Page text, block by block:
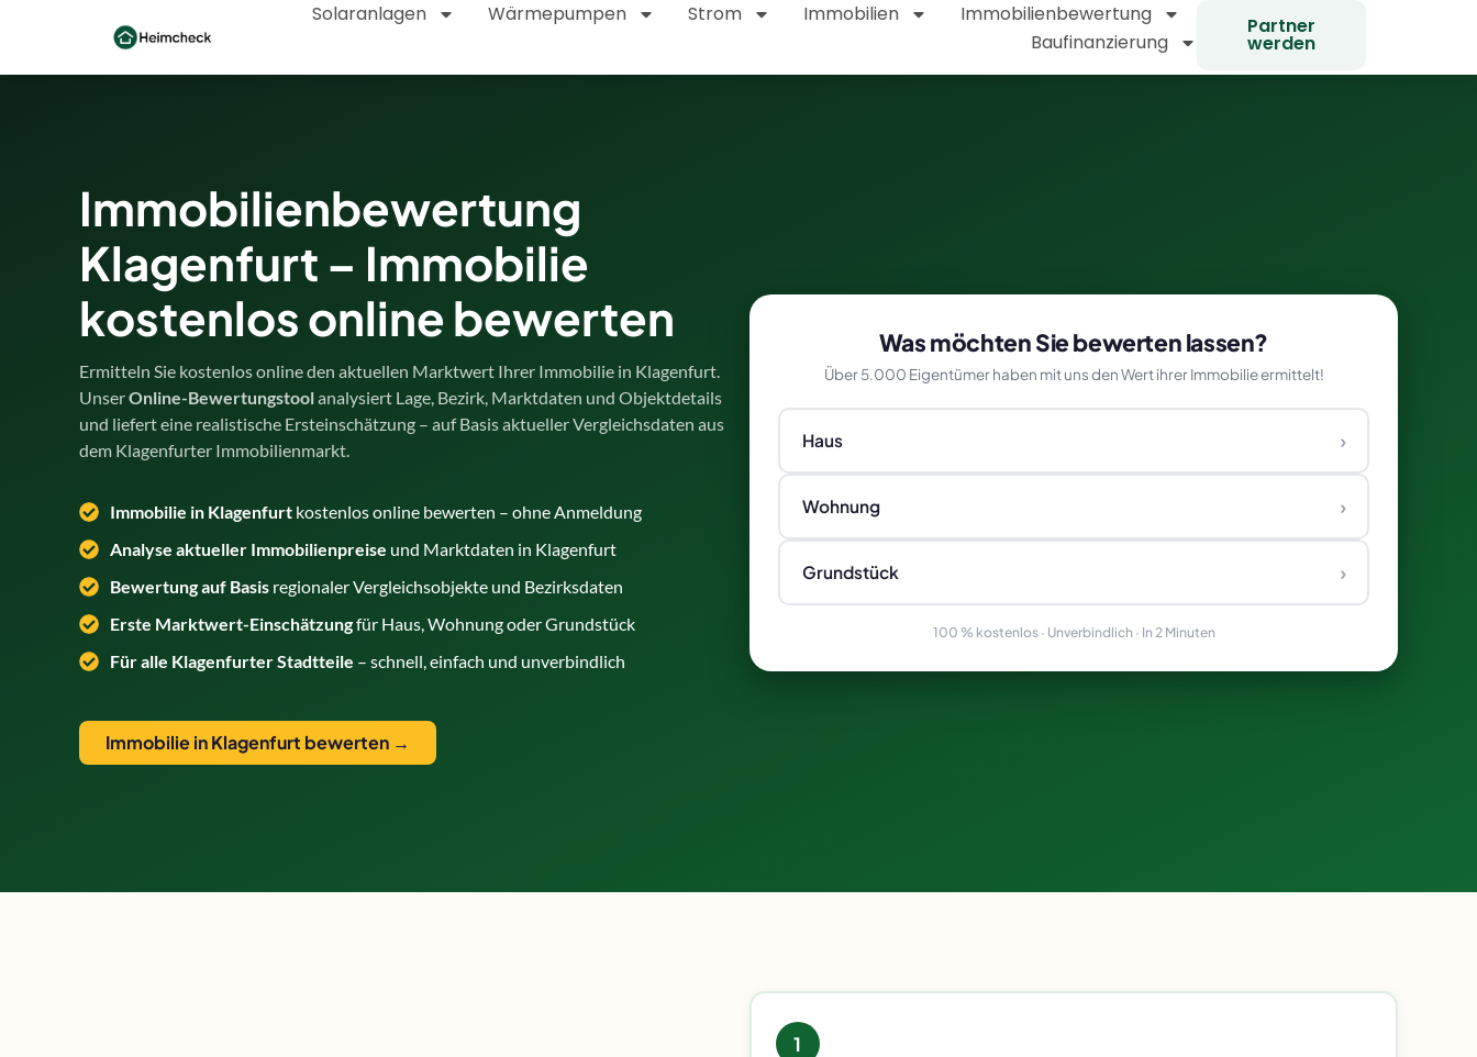
Solaranlagen Wärmepumpen Strom Immobilien
Immobilienbewertung
Baufinanzierung
Partner
werden
Immobilienbewertung
Klagenfurt – Immobilie
kostenlos online bewerten
Ermitteln Sie kostenlos online den aktuellen Marktwert Ihrer Immobilie in Klagenfurt.
UnserOnline-Bewertungstoolanalysiert Lage, Bezirk, Marktdaten und Objektdetails
und liefert eine realistische Ersteinschätzung – auf Basis aktueller Vergleichsdaten aus
dem Klagenfurter Immobilienmarkt.
Immobilie in Klagenfurtkostenlos online bewerten – ohne Anmeldung
Analyse aktueller Immobilienpreise und Marktdaten in Klagenfurt
Bewertung auf Basisregionaler Vergleichsobjekte und Bezirksdaten
Erste Marktwert-Einschätzungfür Haus, Wohnung oder Grundstück
Für alle Klagenfurter Stadtteile – schnell, einfach und unverbindlich
Immobilie in Klagenfurt bewerten →
Was möchten Sie bewerten lassen?
Über 5.000 Eigentümer haben mit uns den Wert ihrer Immobilie ermittelt!
Haus ›
Wohnung ›
Grundstück ›
100 % kostenlos · Unverbindlich · In 2 Minuten
1